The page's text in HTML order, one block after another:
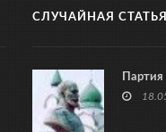
СЛУЧАЙНАЯ СТАТЬЯ